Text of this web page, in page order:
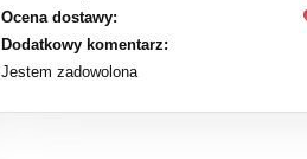
Ocena dostawy:
Dodatkowy komentarz:
Jestem zadowolona